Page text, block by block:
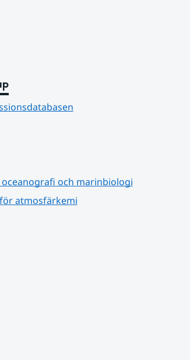
till annan webbplats.
och marinbiologi
atmosfärkemi
annan webbplats.
till annan webbplats.